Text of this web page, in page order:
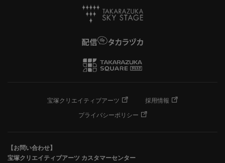
宝塚クリエイティブアーツ
採用情報
プライバシーポリシー
【お問い合わせ】
宝塚クリエイティブアーツ カスタマーセンター